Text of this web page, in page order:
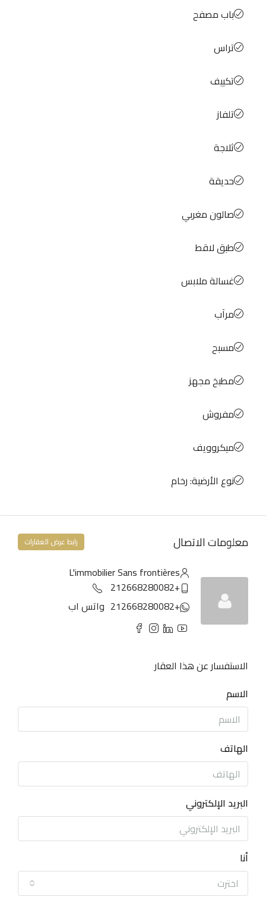
باب مصفح
تراس
تكييف
تلفاز
ثلاجة
حديقة
صالون مغربي
طبق لاقط
غسالة ملابس
مرآب
مسبح
مطبخ مجهز
مفروش
ميكروويف
نوع الأرضية: رخام
معلومات الاتصال رابط عرض العقارات
L'immobilier Sans frontières
+212668280082
+212668280082
واتس اب
الاستفسار عن هذا العقار
الاسم
الهاتف
البريد الإلكتروني
أنا
اخترت